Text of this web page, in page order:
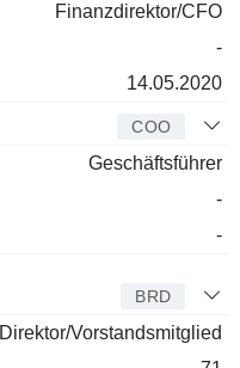
Finanzdirektor/CFO
-
14.05.2020
COO
Geschäftsführer
-
-
BRD
Direktor/Vorstandsmitglied